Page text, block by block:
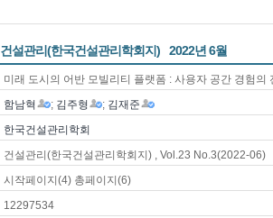
건설관리(한국건설관리학회지) 2022년 6월
미래 도시의 어반 모빌리티 플랫폼 : 사용자 공간 경험의
함남혁 ; 김주형 ; 김재준
한국건설관리학회
건설관리(한국건설관리학회지) , Vol.23 No.3(2022-06)
시작페이지(4) 총페이지(6)
12297534